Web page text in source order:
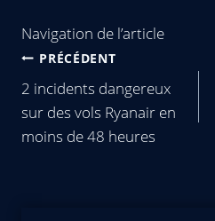
Navigation de l’article
PRÉCÉDENT
2 incidents dangereux
sur des vols Ryanair en
moins de 48 heures